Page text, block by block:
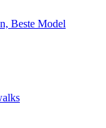
Beste Model